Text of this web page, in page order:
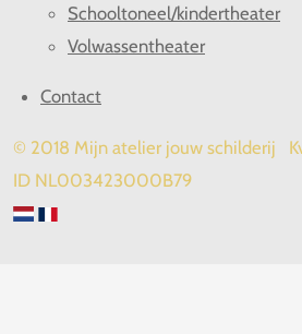
Schooltoneel/kindertheater
Volwassentheater
Contact
© 2018 Mijn atelier jouw schilderij
ID NL003423000B79